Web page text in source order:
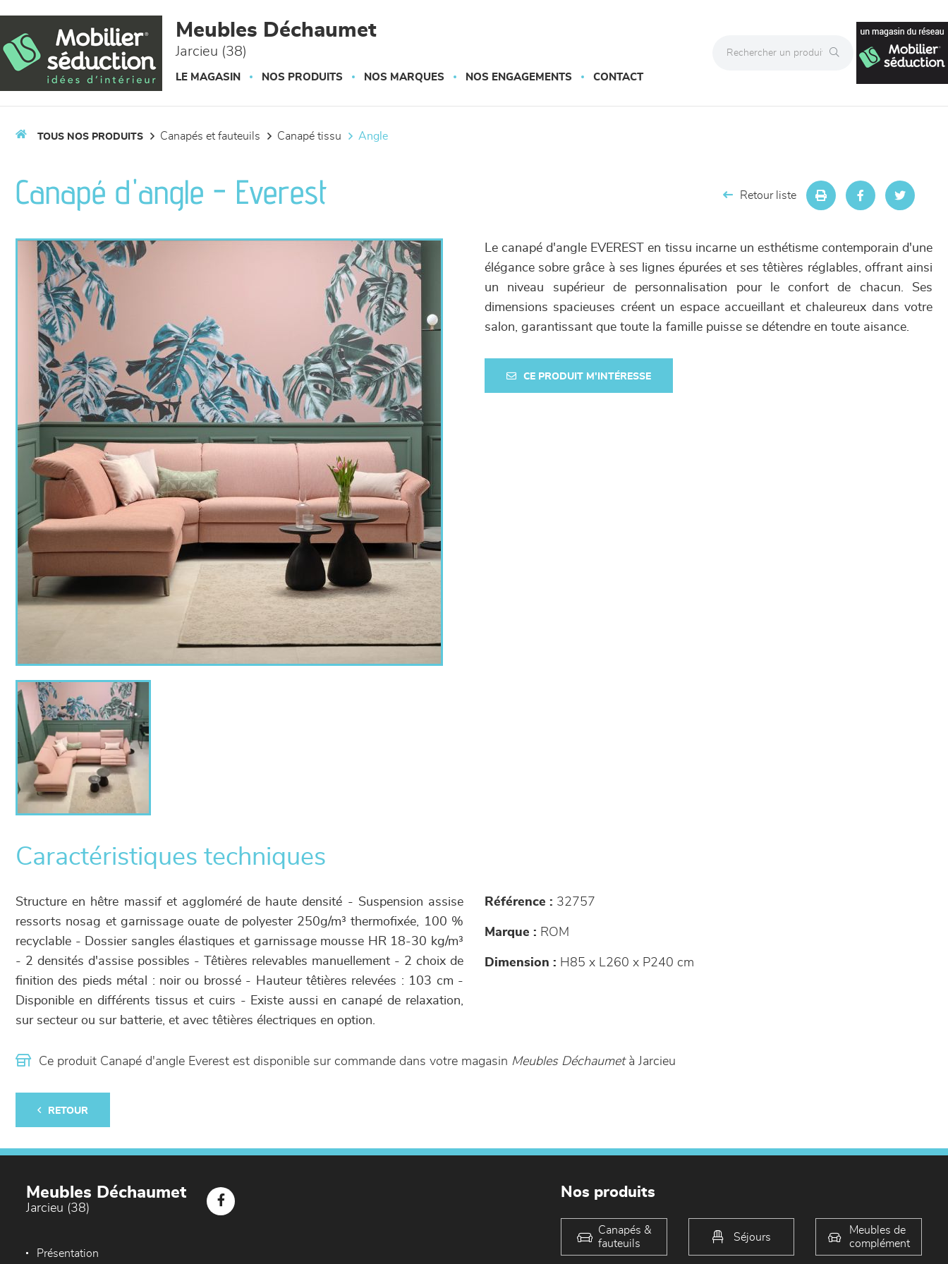
Meubles Déchaumet
Jarcieu (38)
LE MAGASIN NOS PRODUITS NOS MARQUES NOS ENGAGEMENTS CONTACT
TOUS NOS PRODUITS canapés et fauteuils canapé tissu angle
Canapé d'angle - Everest Retour liste
Le canapé d'angle EVEREST en tissu incarne un esthétisme contemporain d'une
élégance sobre grâce à ses lignes épurées et ses têtières réglables, offrant ainsi
un niveau supérieur de personnalisation pour le confort de chacun. Ses
dimensions spacieuses créent un espace accueillant et chaleureux dans votre
salon, garantissant que toute la famille puisse se détendre en toute aisance.
CE PRODUIT M'INTÉRESSE
Caractéristiques techniques
Structure en hêtre massif et aggloméré de haute densité - Suspension assise
ressorts nosag et garnissage ouate de polyester 250g/m³ thermofixée, 100 %
recyclable - Dossier sangles élastiques et garnissage mousse HR 18-30 kg/m³
- 2 densités d'assise possibles - Têtières relevables manuellement - 2 choix de
finition des pieds métal : noir ou brossé - Hauteur têtières relevées : 103 cm -
Disponible en différents tissus et cuirs - Existe aussi en canapé de relaxation,
sur secteur ou sur batterie, et avec têtières électriques en option.
Référence : 32757
Marque : ROM
Dimension : H85 x L260 x P240 cm
Ce produit Canapé d'angle Everest est disponible sur commande dans votre magasin Meubles Déchaumetà Jarcieu
RETOUR
Meubles Déchaumet
Jarcieu (38)
Présentation
Nos produits
Canapés &
fauteuils
Séjours
Meubles de
complément